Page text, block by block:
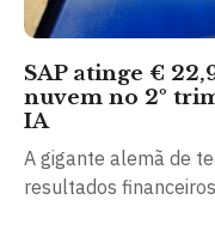
SAP atinge €
nuvem no 2º
IA
A gigante alemã de
resultados